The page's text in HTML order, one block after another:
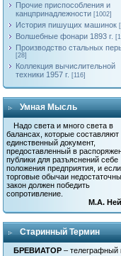
Прочие приспособления и
канцпринадлежности [1002]
История пишущих машинок
Волшебные фонари 1893 г.
Производство стальных
[28]
Коллекция вычислительной
техники 1957 г. [116]
Умная Мысль
Надо света и много света в
балансах, которые составляют
единственный документ,
предоставленный в
публики для разъяснений себе
положения предприятия, и если
торговые обычаи
закон должен победить
сопротивление.
М.А.
Старинный Термин
БРЕВИАТОР – телеграфный